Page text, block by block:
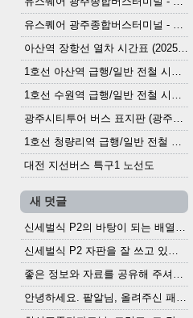
아산역 장항선 열차 시간표 (2025.12.30 기준) (무궁화호, ITX-마음, 새마을호, 서해금빛열차)
대전 지선버스 특구1 노선도
새 덧글